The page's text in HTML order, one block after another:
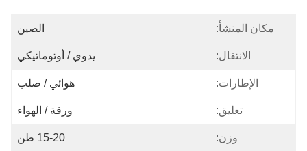
مكان المنشأ: الصين
الانتقال: يدوي / أوتوماتيكي
الإطارات: هوائي / صلب
تعليق: ورقة / الهواء
وزن: 15-20 طن